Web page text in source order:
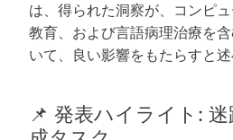
は、得られた洞察が、コンピ
教育、および言語病理治療を
いて、良い影響をもたらすと述
📌 発表ハイライト: